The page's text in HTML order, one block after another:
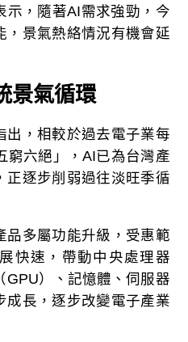
示，隨著AI需求強勁，今
，景氣熱絡情況有機會延
景氣循環
出，相較於過去電子業每
窮六絕」，AI已為台灣產
正逐步削弱過往淡旺季循
品多屬功能升級，受惠範
快速，帶動中央處理器
GPU）、記憶體、伺服器
成長，逐步改變電子產業